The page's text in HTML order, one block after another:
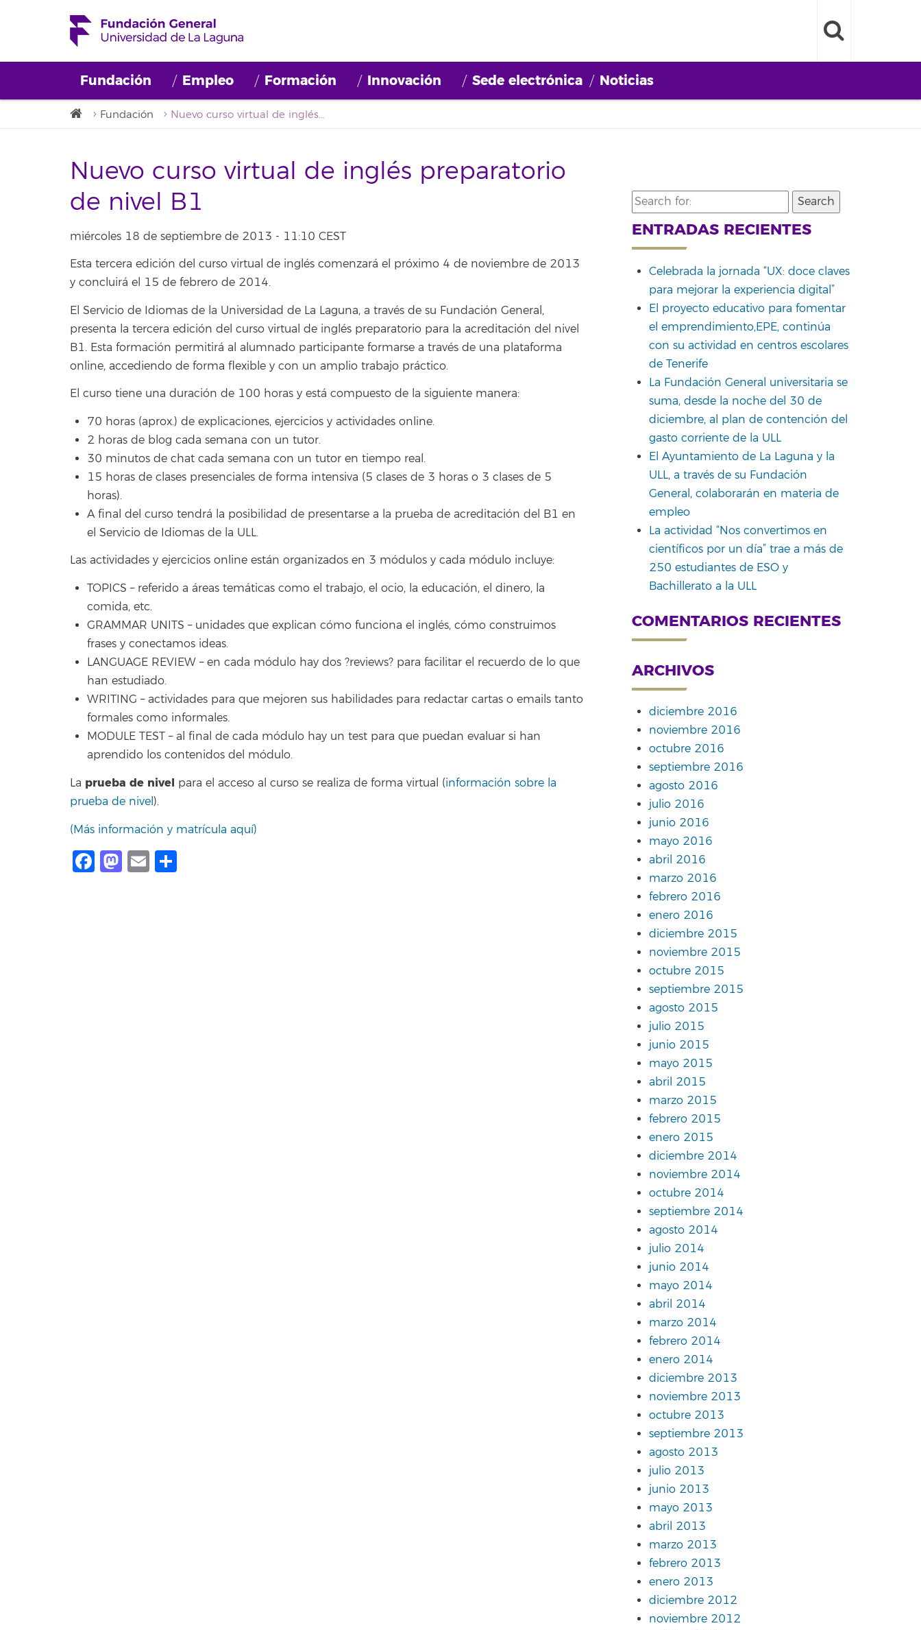
Fundación Empleo Formación Innovación Sede electrónica Noticias
Fundación Nuevo curso virtual de inglés preparatorio de nivel B1
Nuevo curso virtual de inglés preparatorio
de nivel B1
miércoles 18 de septiembre de 2013 - 11:10 CEST
Esta tercera edición del curso virtual de inglés comenzará el próximo 4 de noviembre de 2013
y concluirá el 15 de febrero de 2014.
El Servicio de Idiomas de la Universidad de La Laguna, a través de su Fundación General,
presenta la tercera edición del curso virtual de inglés preparatorio para la acreditación del nivel
B1. Esta formación permitirá al alumnado participante formarse a través de una plataforma
online, accediendo de forma flexible y con un amplio trabajo práctico.
El curso tiene una duración de 100 horas y está compuesto de la siguiente manera:
70 horas (aprox.) de explicaciones, ejercicios y actividades online.
2 horas de blog cada semana con un tutor.
30 minutos de chat cada semana con un tutor en tiempo real.
15 horas de clases presenciales de forma intensiva (5 clases de 3 horas o 3 clases de 5
horas).
A final del curso tendrá la posibilidad de presentarse a la prueba de acreditación del B1 en
el Servicio de Idiomas de la ULL.
Las actividades y ejercicios online están organizados en 3 módulos y cada módulo incluye:
TOPICS – referido a áreas temáticas como el trabajo, el ocio, la educación, el dinero, la
comida, etc.
GRAMMAR UNITS – unidades que explican cómo funciona el inglés, cómo construimos
frases y conectamos ideas.
LANGUAGE REVIEW – en cada módulo hay dos ?reviews? para facilitar el recuerdo de lo que
han estudiado.
WRITING – actividades para que mejoren sus habilidades para redactar cartas o emails tanto
formales como informales.
MODULE TEST – al final de cada módulo hay un test para que puedan evaluar si han
aprendido los contenidos del módulo.
La prueba de nivel para el acceso al curso se realiza de forma virtual (información sobre la
prueba de nivel).
(Más información y matrícula aquí)
Facebook
Mastodon
Email
Search
for:
ENTRADAS RECIENTES
Celebrada la jornada “UX: doce claves
para mejorar la experiencia digital”
El proyecto educativo para fomentar
el emprendimiento,EPE, continúa
con su actividad en centros escolares
de Tenerife
La Fundación General universitaria se
suma, desde la noche del 30 de
diciembre, al plan de contención del
gasto corriente de la ULL
El Ayuntamiento de La Laguna y la
ULL, a través de su Fundación
General, colaborarán en materia de
empleo
La actividad “Nos convertimos en
científicos por un día” trae a más de
250 estudiantes de ESO y
Bachillerato a la ULL
COMENTARIOS RECIENTES
ARCHIVOS
diciembre 2016
noviembre 2016
octubre 2016
septiembre 2016
agosto 2016
julio 2016
junio 2016
mayo 2016
abril 2016
marzo 2016
febrero 2016
enero 2016
diciembre 2015
noviembre 2015
octubre 2015
septiembre 2015
agosto 2015
julio 2015
junio 2015
mayo 2015
abril 2015
marzo 2015
febrero 2015
enero 2015
diciembre 2014
noviembre 2014
octubre 2014
septiembre 2014
agosto 2014
julio 2014
junio 2014
mayo 2014
abril 2014
marzo 2014
febrero 2014
enero 2014
diciembre 2013
noviembre 2013
octubre 2013
septiembre 2013
agosto 2013
julio 2013
junio 2013
mayo 2013
abril 2013
marzo 2013
febrero 2013
enero 2013
diciembre 2012
noviembre 2012